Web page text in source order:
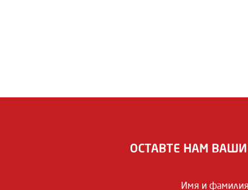
ОСТАВТЕ НАМ
Имя и